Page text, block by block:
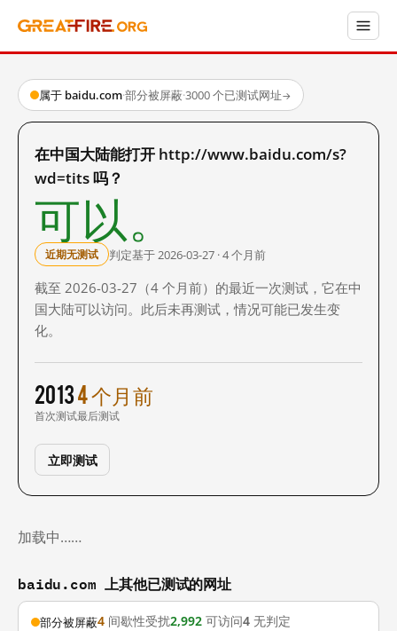
属于 baidu.com·部分被屏蔽·3000 个已测试网址→
在中国大陆能打开 http://www.baidu.com/s?
wd=tits 吗？
可以。
近期无测试 判定基于 2026-03-27 · 4 个月前
截至 2026-03-27（4 个月前）的最近一次测试，它在中
国大陆可以访问。此后未再测试，情况可能已发生变
化。
2013
首次测试
4 个月前
最后测试
立即测试
加载中……
baidu.com 上其他已测试的网址
部分被屏蔽4 间歇性受扰2,992 可访问4 无判定